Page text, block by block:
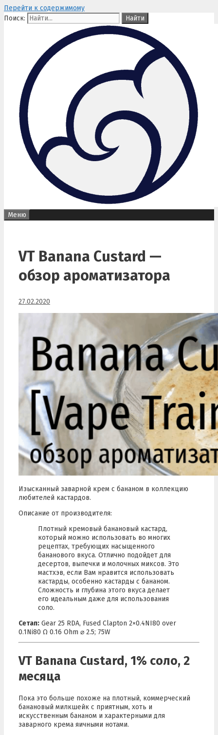
Перейти к содержимому
Поиск:
Меню
VT Banana Custard —
обзор ароматизатора
27.02.2020
Изысканный заварной крем с бананом в коллекцию
любителей кастардов.
Описание от производителя:
Плотный кремовый банановый кастард,
который можно использовать во многих
рецептах, требующих насыщенного
бананового вкуса. Отлично подойдет для
десертов, выпечки и молочных миксов. Это
мастхэв, если Вам нравится использовать
кастарды, особенно кастарды с бананом.
Сложность и глубина этого вкуса делает
его идеальным даже для использования
соло.
Сетап: Gear 25 RDA, Fused Clapton 2×0.4NI80 over
0.1Ni80 Ω 0.16 Ohm ⌀ 2.5; 75W
VT Banana Custard, 1% соло, 2
месяца
Пока это больше похоже на плотный, коммерческий
банановый милкшейк с приятным, хоть и
искусственным бананом и характерными для
заварного крема яичными нотами.